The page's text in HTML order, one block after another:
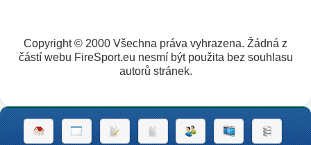
Copyright © 2000 Všechna práva vyhrazena. Žádná z
částí webu FireSport.eu nesmí být použita bez souhlasu
autorů stránek.